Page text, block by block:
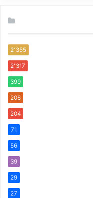
2٬355
2٬317
399
206
204
71
56
39
29
27